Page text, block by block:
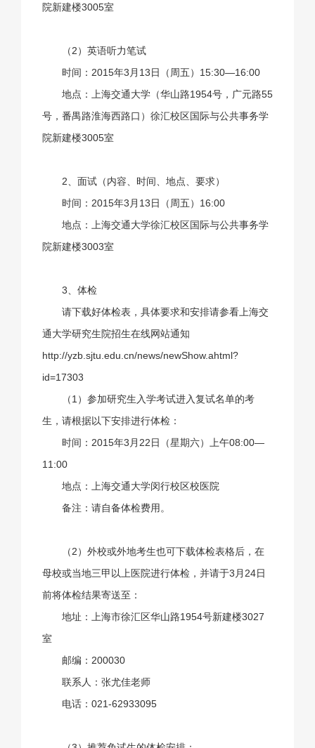
院新建楼3005室
（2）英语听力笔试
时间：2015年3月13日（周五）15:30—16:00
地点：上海交通大学（华山路1954号，广元路55
号，番禺路淮海西路口）徐汇校区国际与公共事务学
院新建楼3005室
2、面试（内容、时间、地点、要求）
时间：2015年3月13日（周五）16:00
地点：上海交通大学徐汇校区国际与公共事务学
院新建楼3003室
3、体检
请下载好体检表，具体要求和安排请参看上海交
通大学研究生院招生在线网站通知
http://yzb.sjtu.edu.cn/news/newShow.ahtml?
id=17303
（1）参加研究生入学考试进入复试名单的考
生，请根据以下安排进行体检：
时间：2015年3月22日（星期六）上午08:00—
11:00
地点：上海交通大学闵行校区校医院
备注：请自备体检费用。
（2）外校或外地考生也可下载体检表格后，在
母校或当地三甲以上医院进行体检，并请于3月24日
前将体检结果寄送至：
地址：上海市徐汇区华山路1954号新建楼3027
室
邮编：200030
联系人：张尤佳老师
电话：021-62933095